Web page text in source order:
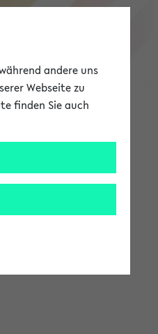
andere uns
Webseite zu
finden Sie auch